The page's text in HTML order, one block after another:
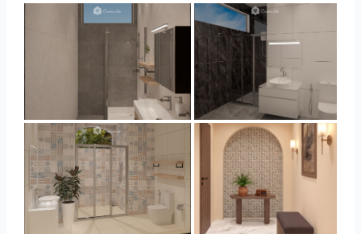
Collen_Bathroom Collen_Bathroom
Collen_Bathroom AISYA_HALLWAY